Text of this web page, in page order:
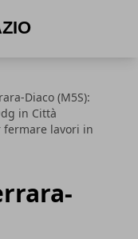
Diaco (M5S):
in Città
lavori in